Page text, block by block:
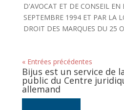
D'AVOCAT ET DE CONSEIL EN
SEPTEMBRE 1994 ET PAR LA
DROIT DES MARQUES DU 25
« Entrées précédentes
Bijus est un service de
public du Centre
allemand